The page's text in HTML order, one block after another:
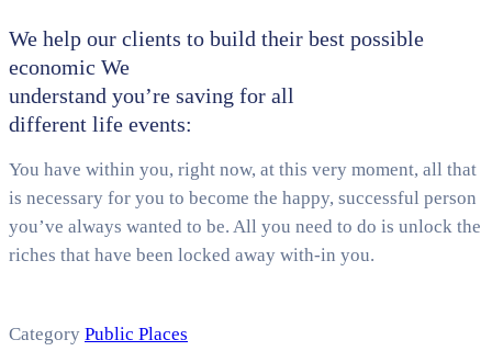
We help our clients to build their best possible
economic We
understand you’re saving for all
different life events:
You have within you, right now, at this very moment, all that
is necessary for you to become the happy, successful person
you’ve always wanted to be. All you need to do is unlock the
riches that have been locked away with-in you.
Category Public Places